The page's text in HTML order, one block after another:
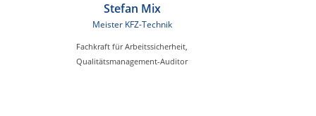
Stefan Mix
Meister KFZ-Technik
Fachkraft für Arbeitssicherheit,
Qualitätsmanagement-Auditor